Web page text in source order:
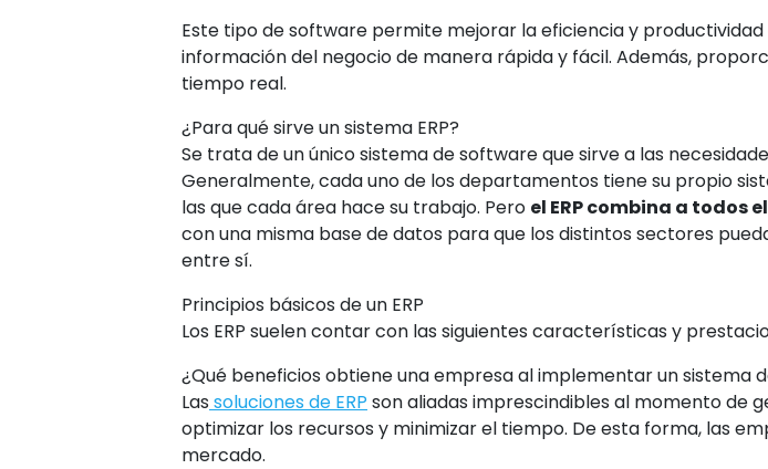
Este tipo de software permite mejorar la eficiencia y
información del negocio de manera rápida y fácil. Además,
tiempo real.
¿Para qué sirve un sistema ERP?
Se trata de un único sistema de software que sirve a las
Generalmente, cada uno de los departamentos tiene su propio
las que cada área hace su trabajo. Pero el ERP combina a todos
con una misma base de datos para que los distintos sectores
entre sí.
Principios básicos de un ERP
Los ERP suelen contar con las siguientes características y
¿Qué beneficios obtiene una empresa al implementar un sistema
Las soluciones de ERP son aliadas imprescindibles al momento de
optimizar los recursos y minimizar el tiempo. De esta forma, las
mercado.